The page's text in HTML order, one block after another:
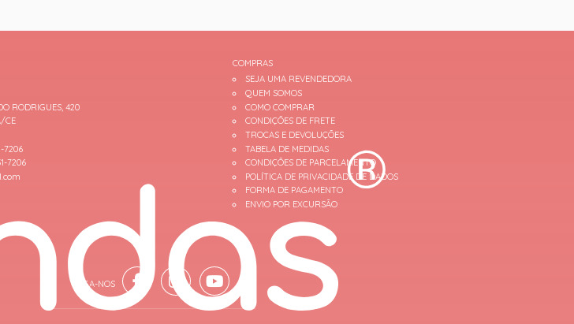
RODRIGUES, 420
CE
7206
7206
COMPRAS
SEJA UMA REVENDEDORA
QUEM SOMOS
COMO COMPRAR
CONDIÇÕES DE FRETE
TROCAS E DEVOLUÇÕES
TABELA DE MEDIDAS
CONDIÇÕES DE PARCELAMENTO
POLÍTICA DE PRIVACIDADE DE DADOS
FORMA DE PAGAMENTO
ENVIO POR EXCURSÃO